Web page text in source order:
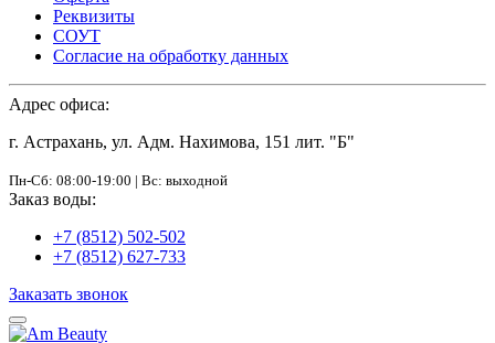
Реквизиты
СОУТ
Согласие на обработку данных
Адрес офиса:
г. Астрахань, ул. Адм. Нахимова, 151 лит. "Б"
Пн-Сб: 08:00-19:00 | Вс: выходной
Заказ воды:
+7 (8512) 502-502
+7 (8512) 627-733
Заказать звонок